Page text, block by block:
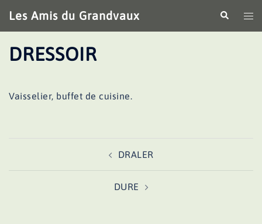
au
contenu
Les Amis du Grandvaux
le
DRESSOIR
Vaisselier, buffet de cuisine.
DRALER
DURE